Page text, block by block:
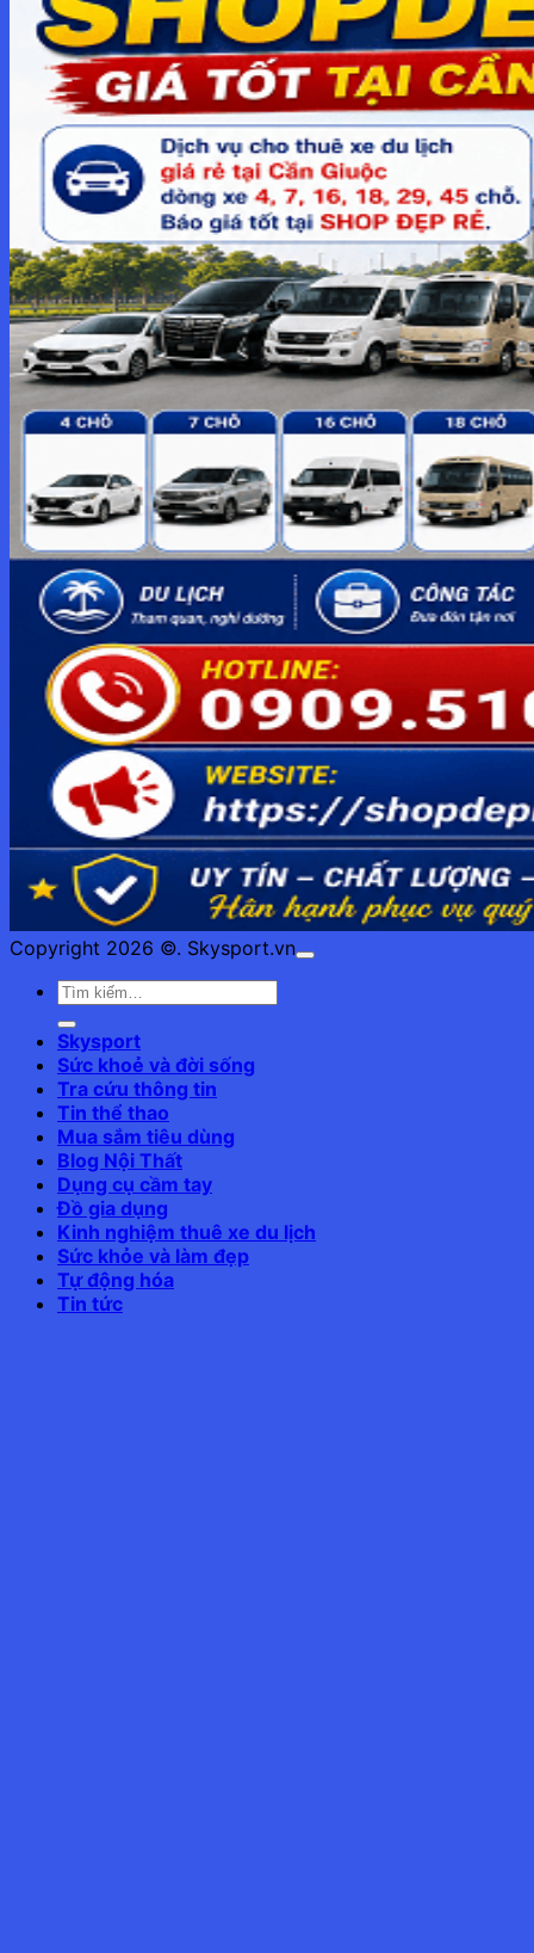
Copyright 2026 ©. Skysport.vn
Skysport
Sức khoẻ và đời sống
Tra cứu thông tin
Tin thể thao
Mua sắm tiêu dùng
Blog Nội Thất
Dụng cụ cầm tay
Đồ gia dụng
Kinh nghiệm thuê xe du lịch
Sức khỏe và làm đẹp
Tự động hóa
Tin tức